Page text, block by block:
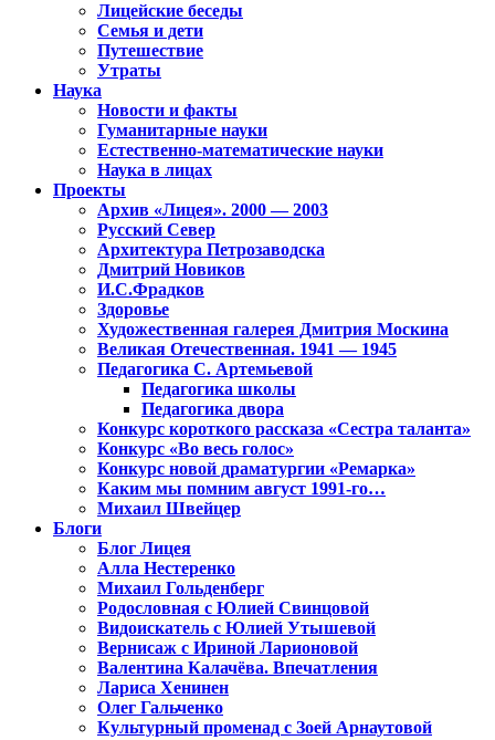
Лицейские беседы
Семья и дети
Путешествие
Утраты
Наука
Новости и факты
Гуманитарные науки
Естественно-математические науки
Наука в лицах
Проекты
Архив «Лицея». 2000 — 2003
Русский Север
Архитектура Петрозаводска
Дмитрий Новиков
И.С.Фрадков
Здоровье
Художественная галерея Дмитрия Москина
Великая Отечественная. 1941 — 1945
Педагогика С. Артемьевой
Педагогика школы
Педагогика двора
Конкурс короткого рассказа «Сестра таланта»
Конкурс «Во весь голос»
Конкурс новой драматургии «Ремарка»
Каким мы помним август 1991-го…
Михаил Швейцер
Блоги
Блог Лицея
Алла Нестеренко
Михаил Гольденберг
Родословная с Юлией Свинцовой
Видоискатель с Юлией Утышевой
Вернисаж с Ириной Ларионовой
Валентина Калачёва. Впечатления
Лариса Хенинен
Олег Гальченко
Культурный променад с Зоей Арнаутовой